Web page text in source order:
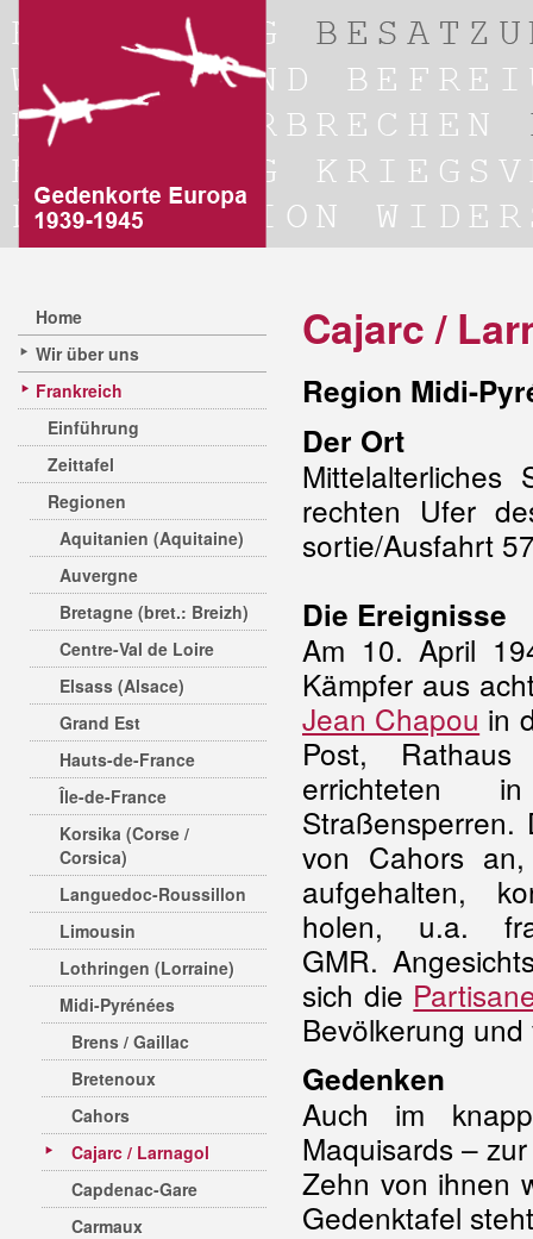
Home
Wir über uns
Frankreich
Einführung
Zeittafel
Regionen
Aquitanien (Aquitaine)
Auvergne
Bretagne (bret.: Breizh)
Centre-Val de Loire
Elsass (Alsace)
Grand Est
Hauts-de-France
Île-de-France
Korsika (Corse /
Corsica)
Languedoc-Roussillon
Limousin
Lothringen (Lorraine)
Midi-Pyrénées
Brens / Gaillac
Bretenoux
Cahors
Cajarc / Larnagol
Capdenac-Gare
Carmaux
Cajarc /
Region Midi-
Der Ort
Mittelalterliches
rechten Ufer
sortie/Ausfahrt
Die Ereignisse
Am 10. April
Kämpfer aus
Jean Chapou in
Post,
errichteten
Straßensperren.
von Cahors
aufgehalten,
holen, u.a.
GMR.
sich die
Bevölkerung
Gedenken
Auch im
Maquisards –
Zehn von ihnen
Gedenktafel